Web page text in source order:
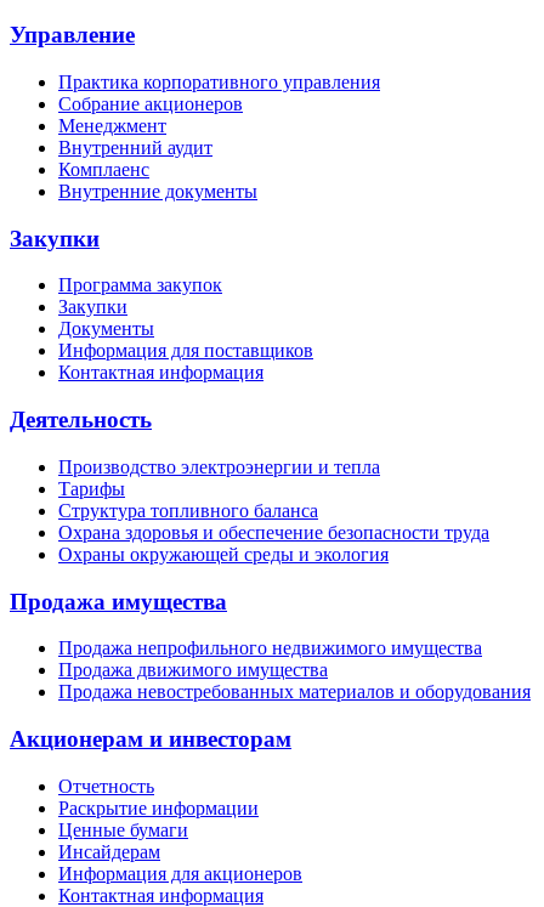
Управление
Практика корпоративного управления
Собрание акционеров
Менеджмент
Внутренний аудит
Комплаенс
Внутренние документы
Закупки
Программа закупок
Закупки
Документы
Информация для поставщиков
Контактная информация
Деятельность
Производство электроэнергии и тепла
Тарифы
Структура топливного баланса
Охрана здоровья и обеспечение безопасности труда
Охраны окружающей среды и экология
Продажа имущества
Продажа непрофильного недвижимого имущества
Продажа движимого имущества
Продажа невостребованных материалов и оборудования
Акционерам и инвесторам
Отчетность
Раскрытие информации
Ценные бумаги
Инсайдерам
Информация для акционеров
Контактная информация